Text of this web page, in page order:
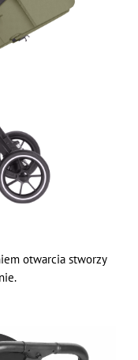
otwarcia stworzy